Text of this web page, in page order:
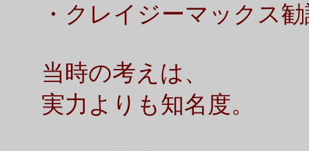
・クレイジーマックス
当時の考えは、
実力よりも知名度。